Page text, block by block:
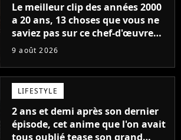
Le meilleur clip des années 2000
a 20 ans, 13 choses que vous ne
saviez pas sur ce chef-d'œuvre
qui a révolutionné YouTube
9 août 2026
LIFESTYLE
2 ans et demi après son dernier
épisode, cet anime que l'on avait
tous oublié tease son grand